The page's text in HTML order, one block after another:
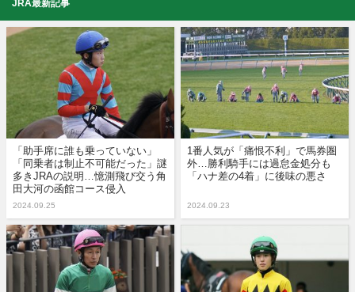
JRA最新記事
「助手席に誰も乗っていない」
「同乗者は制止不可能だった」謎
多きJRAの説明…憶測飛び交う角
田大河の函館コース侵入
2024.09.25
1番人気が「痛恨不利」で馬券圏
外…勝利騎手には過怠金処分も
「ハナ差の4着」に後味の悪さ
2024.09.23